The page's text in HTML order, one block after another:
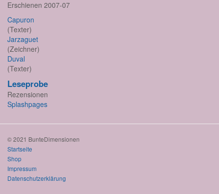
Erschienen 2007-07
Capuron
(Texter)
Jarzaguet
(Zeichner)
Duval
(Texter)
Leseprobe
Rezensionen
Splashpages
© 2021 BunteDimensionen
Startseite
Shop
Impressum
Datenschutzerklärung